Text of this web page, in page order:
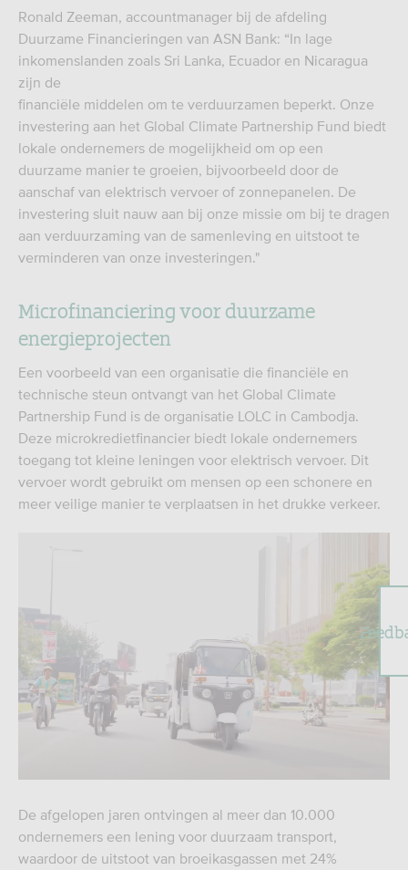
Ronald Zeeman, accountmanager bij de afdeling
Duurzame Financieringen van ASN Bank: “In lage
inkomenslanden zoals Sri Lanka, Ecuador en Nicaragua
zijn de
financiële middelen om te verduurzamen beperkt. Onze
investering aan het Global Climate Partnership Fund biedt
lokale ondernemers de mogelijkheid om op een
duurzame manier te groeien, bijvoorbeeld door de
aanschaf van elektrisch vervoer of zonnepanelen. De
investering sluit nauw aan bij onze missie om bij te dragen
aan verduurzaming van de samenleving en uitstoot te
verminderen van onze investeringen."
Microfinanciering voor duurzame
energieprojecten
Een voorbeeld van een organisatie die financiële en
technische steun ontvangt van het Global Climate
Partnership Fund is de organisatie LOLC in Cambodja.
Deze microkredietfinancier biedt lokale ondernemers
toegang tot kleine leningen voor elektrisch vervoer. Dit
vervoer wordt gebruikt om mensen op een schonere en
meer veilige manier te verplaatsen in het drukke verkeer.
De afgelopen jaren ontvingen al meer dan 10.000
ondernemers een lening voor duurzaam transport,
waardoor de uitstoot van broeikasgassen met 24%